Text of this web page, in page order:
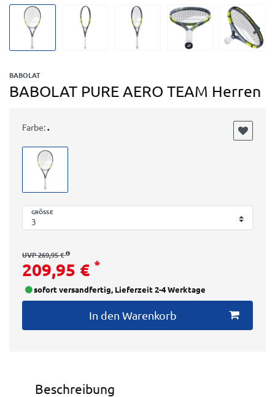
BABOLAT
BABOLAT PURE AERO TEAM Herren
GRÖSSE
Farbe:.
UVP 269,95 €
209,95 € *
sofort versandfertig, Lieferzeit 2-4 Werktage
In den Warenkorb
Beschreibung